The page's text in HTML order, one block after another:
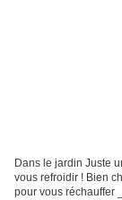
Dans le jardin Juste
vous refroidir ! Bien
pour vous réchauffer